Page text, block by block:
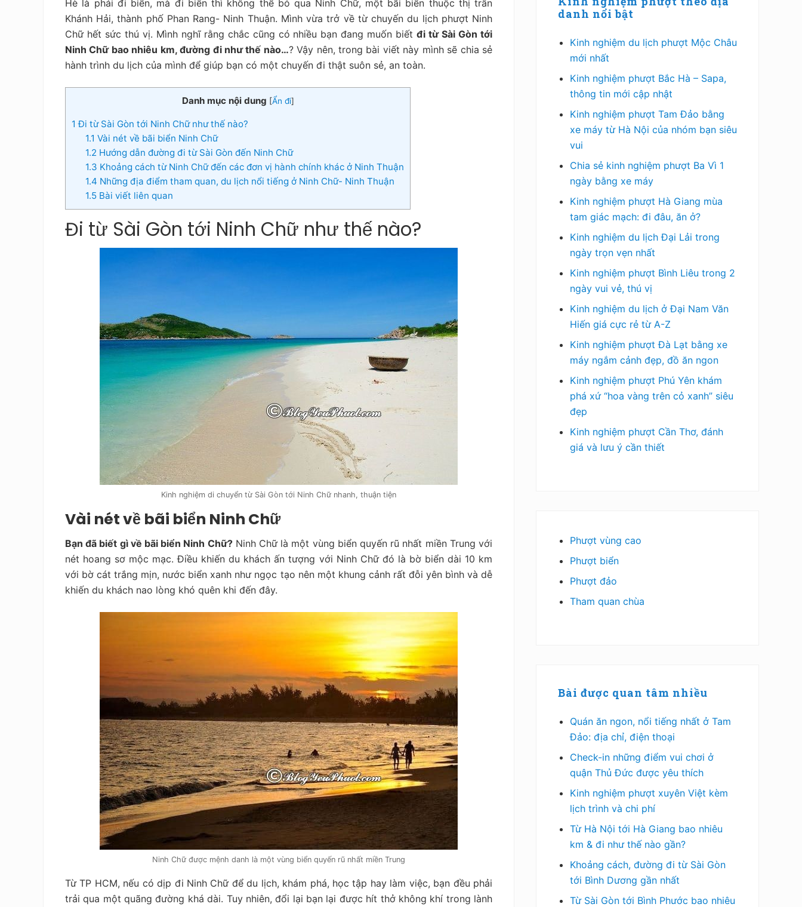
Hè là phải đi biển, mà đi biển thì không thể bỏ qua Ninh Chữ, một bãi biển thuộc thị trấn
Khánh Hải, thành phố Phan Rang- Ninh Thuận. Mình vừa trở về từ chuyến du lịch phượt Ninh
Chữ hết sức thú vị. Mình nghĩ rằng chắc cũng có nhiều bạn đang muốn biếtđi từ Sài Gòn tới
Ninh Chữ bao nhiêu km, đường đi như thế nào…? Vậy nên, trong bài viết này mình sẽ chia sẻ
hành trình du lịch của mình để giúp bạn có một chuyến đi thật suôn sẻ, an toàn.
Danh mục nội dung [Ẩn đi]
1 Đi từ Sài Gòn tới Ninh Chữ như thế nào?
1.1 Vài nét về bãi biển Ninh Chữ
1.2 Hướng dẫn đường đi từ Sài Gòn đến Ninh Chữ
1.3 Khoảng cách từ Ninh Chữ đến các đơn vị hành chính khác ở Ninh Thuận
1.4 Những địa điểm tham quan, du lịch nổi tiếng ở Ninh Chữ- Ninh Thuận
1.5Bài viết liên quan
Đi từ Sài Gòn tới Ninh Chữ như thế nào?
Kinh nghiệm di chuyển từ Sài Gòn tới Ninh Chữ nhanh, thuận tiện
Vài nét về bãi biển Ninh Chữ
Bạn đã biết gì về bãi biển Ninh Chữ?Ninh Chữ là một vùng biển quyến rũ nhất miền Trung với
nét hoang sơ mộc mạc. Điều khiến du khách ấn tượng với Ninh Chữ đó là bờ biển dài 10 km
với bờ cát trắng mịn, nước biển xanh như ngọc tạo nên một khung cảnh rất đỗi yên bình và dễ
khiến du khách nao lòng khó quên khi đến đây.
Ninh Chữ được mệnh danh là một vùng biển quyến rũ nhất miền Trung
Từ TP HCM, nếu có dịp đi Ninh Chữ để du lịch, khám phá, học tập hay làm việc, bạn đều phải
trải qua một quãng đường khá dài. Tuy nhiên, đổi lại bạn lại được hít thở không khí trong lành
danh nổi bật
Kinh nghiệm du lịch phượt Mộc Châu
mới nhất
Kinh nghiệm phượt Bắc Hà – Sapa,
thông tin mới cập nhật
Kinh nghiệm phượt Tam Đảo bằng
xe máy từ Hà Nội của nhóm bạn siêu
vui
Chia sẻ kinh nghiệm phượt Ba Vì 1
ngày bằng xe máy
Kinh nghiệm phượt Hà Giang mùa
tam giác mạch: đi đâu, ăn ở?
Kinh nghiệm du lịch Đại Lải trong
ngày trọn vẹn nhất
Kinh nghiệm phượt Bình Liêu trong 2
ngày vui vẻ, thú vị
Kinh nghiệm du lịch ở Đại Nam Văn
Hiến giá cực rẻ từ A-Z
Kinh nghiệm phượt Đà Lạt bằng xe
máy ngắm cảnh đẹp, đồ ăn ngon
Kinh nghiệm phượt Phú Yên khám
phá xứ “hoa vàng trên cỏ xanh” siêu
đẹp
Kinh nghiệm phượt Cần Thơ, đánh
giá và lưu ý cần thiết
Phượt vùng cao
Phượt biển
Phượt đảo
Tham quan chùa
Bài được quan tâm nhiều
Quán ăn ngon, nổi tiếng nhất ở Tam
Đảo: địa chỉ, điện thoại
Check-in những điểm vui chơi ở
quận Thủ Đức được yêu thích
Kinh nghiệm phượt xuyên Việt kèm
lịch trình và chi phí
Từ Hà Nội tới Hà Giang bao nhiêu
km & đi như thế nào gần?
Khoảng cách, đường đi từ Sài Gòn
tới Bình Dương gần nhất
Từ Sài Gòn tới Bình Phước bao nhiêu